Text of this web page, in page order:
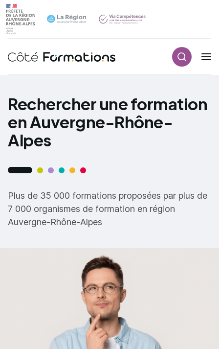
Navigation principale
Rechercher une formation
en Auvergne-Rhône-
Alpes
Plus de 35 000 formations proposées par plus de
7 000 organismes de formation en région
Auvergne-Rhône-Alpes